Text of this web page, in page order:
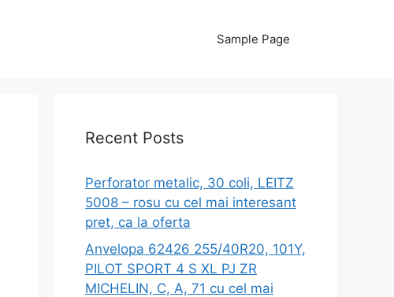
Sample Page
Recent Posts
Perforator metalic, 30 coli, LEITZ
5008 – rosu cu cel mai interesant
pret, ca la oferta
Anvelopa 62426 255/40R20, 101Y,
PILOT SPORT 4 S XL PJ ZR
MICHELIN, C, A, 71 cu cel mai